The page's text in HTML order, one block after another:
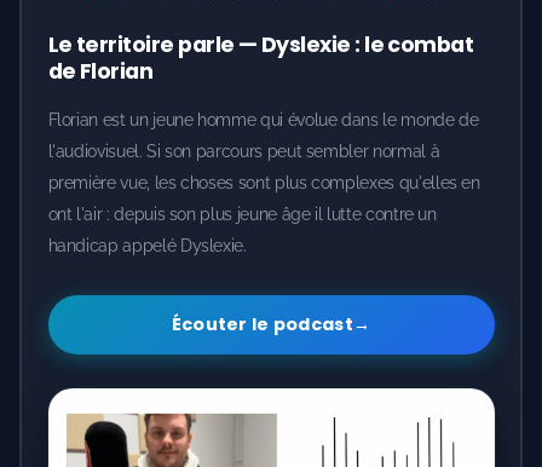
Le territoire parle — Dyslexie : le combat
de Florian
Florian est un jeune homme qui évolue dans le monde de
l'audiovisuel. Si son parcours peut sembler normal à
première vue, les choses sont plus complexes qu'elles en
ont l'air : depuis son plus jeune âge il lutte contre un
handicap appelé Dyslexie.
Écouter le podcast→